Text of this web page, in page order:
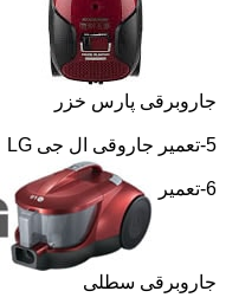
جاروبرقی پارس خزر
5-تعمیر جاروقی ال جی LG
6-تعمیر
جاروبرقی سطلی